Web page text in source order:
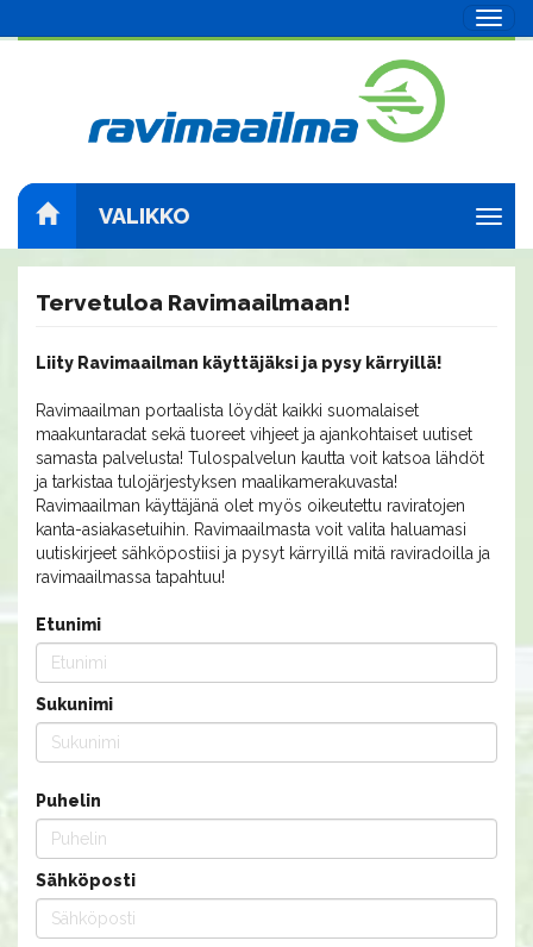
VALIKKO
Tervetuloa Ravimaailmaan!
Liity Ravimaailman käyttäjäksi ja pysy kärryillä!
Ravimaailman portaalista löydät kaikki suomalaiset
maakuntaradat sekä tuoreet vihjeet ja ajankohtaiset uutiset
samasta palvelusta! Tulospalvelun kautta voit katsoa lähdöt
ja tarkistaa tulojärjestyksen maalikamerakuvasta!
Ravimaailman käyttäjänä olet myös oikeutettu raviratojen
kanta-asiakasetuihin. Ravimaailmasta voit valita haluamasi
uutiskirjeet sähköpostiisi ja pysyt kärryillä mitä raviradoilla ja
ravimaailmassa tapahtuu!
Etunimi
Sukunimi
Puhelin
Sähköposti